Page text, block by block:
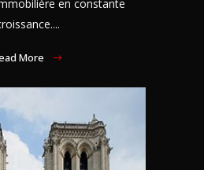
en constante
More